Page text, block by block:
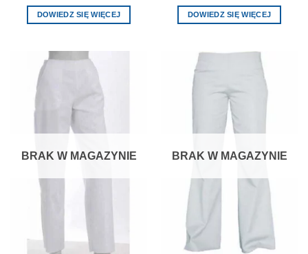
DOWIEDZ SIĘ WIĘCEJ DOWIEDZ SIĘ WIĘCEJ
BRAK W MAGAZYNIE BRAK W MAGAZYNIE